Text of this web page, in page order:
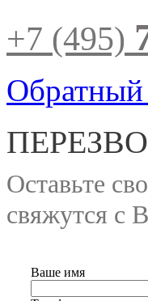
+7 (495)
Обратный
Оставьте
свяжутся с
Ваше имя